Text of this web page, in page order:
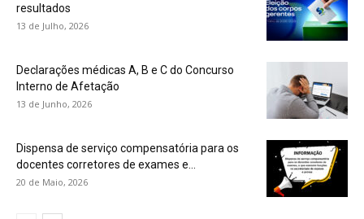
resultados
13 de Julho, 2026
Declarações médicas A, B e C do Concurso
Interno de Afetação
13 de Junho, 2026
Dispensa de serviço compensatória para os
docentes corretores de exames e...
20 de Maio, 2026